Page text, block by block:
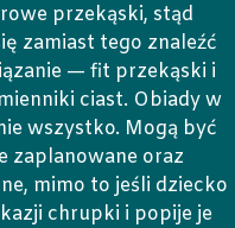
przekąski, stąd
zamiast tego znaleźć
— fit przekąski i
ciast. Obiady w
wszystko. Mogą być
zaplanowane oraz
mimo to jeśli dziecko
chrupki i popije je